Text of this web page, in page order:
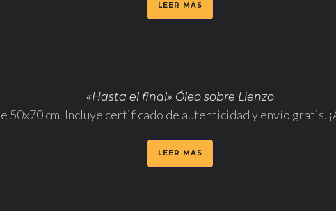
LEER MÁS
«Hasta el final» Óleo sobre Lienzo
50x70 cm. Incluye certificado de autenticidad y envío gratis.
LEER MÁS